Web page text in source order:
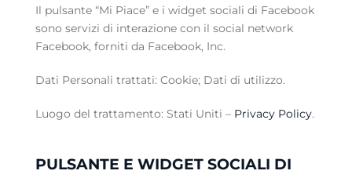
Il pulsante “Mi Piace” e i widget sociali di Facebook
sono servizi di interazione con il social network
Facebook, forniti da Facebook, Inc.
Dati Personali trattati: Cookie; Dati di utilizzo.
Luogo del trattamento: Stati Uniti – Privacy Policy.
PULSANTE E WIDGET SOCIALI DI